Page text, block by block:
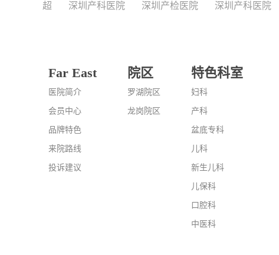
超 深圳产科医院 深圳产检医院 深圳产科医院
Far East
医院简介
会员中心
品牌特色
来院路线
投诉建议
院区
罗湖院区
龙岗院区
特色科室
妇科
产科
盆底专科
儿科
新生儿科
儿保科
口腔科
中医科